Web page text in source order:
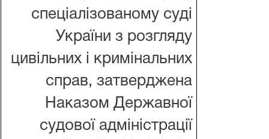
спеціалізованому суді
України з розгляду
цивільних і кримінальних
справ, затверджена
Наказом Державної
судової адміністрації